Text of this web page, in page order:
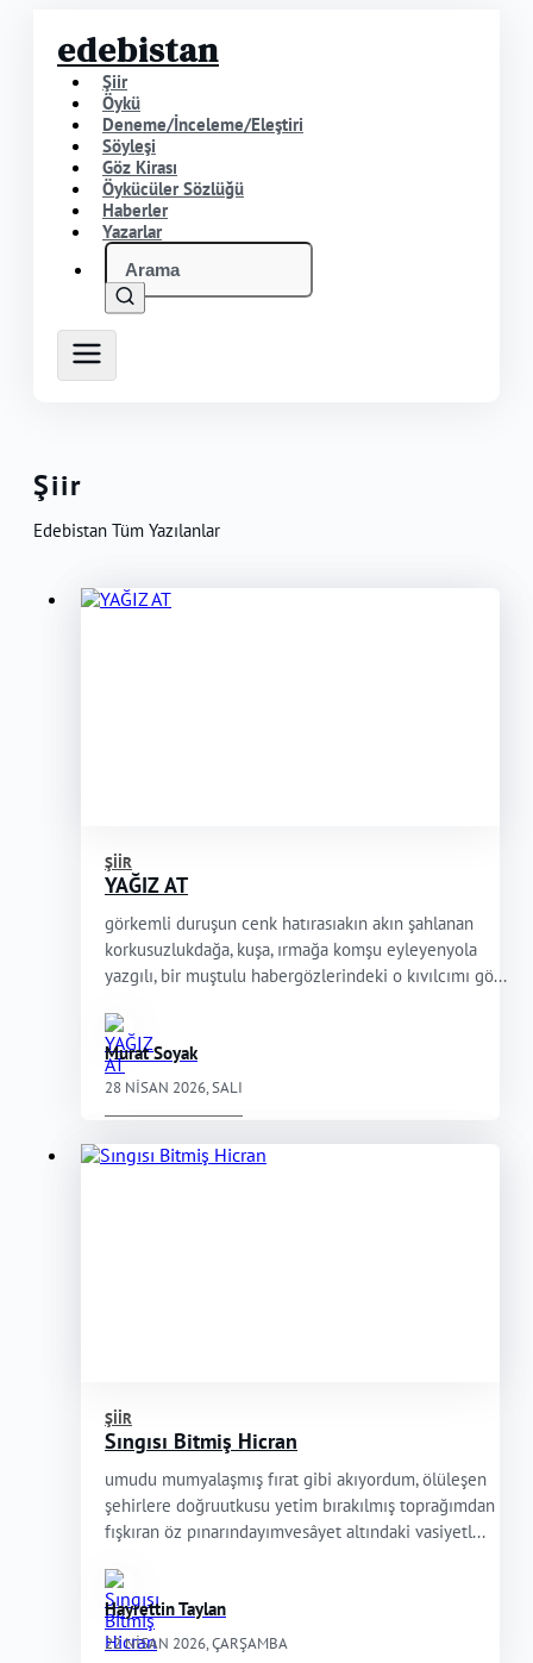
edebistan
Şiir
Öykü
Deneme/İnceleme/Eleştiri
Söyleşi
Göz Kirası
Öykücüler Sözlüğü
Haberler
Yazarlar
Şiir
Edebistan Tüm Yazılanlar
ŞIIR
YAĞIZ AT
görkemli duruşun cenk hatırasıakın akın şahlanan
korkusuzlukdağa, kuşa, ırmağa komşu eyleyenyola
yazgılı, bir muştulu habergözlerindeki o kıvılcımı gö...
Murat Soyak
28 NISAN 2026, SALI
ŞIIR
Sıngısı Bitmiş Hicran
umudu mumyalaşmış fırat gibi akıyordum, ölüleşen
şehirlere doğruutkusu yetim bırakılmış toprağımdan
fışkıran öz pınarındayımvesâyet altındaki vasiyetl...
Hayrettin Taylan
22 NISAN 2026, ÇARŞAMBA